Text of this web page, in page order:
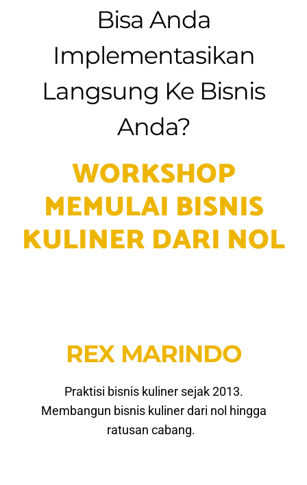
Bisa Anda
Implementasikan
Langsung Ke Bisnis
Anda?
WORKSHOP
MEMULAI BISNIS
KULINER DARI NOL
REX MARINDO
Praktisi bisnis kuliner sejak 2013.
Membangun bisnis kuliner dari nol hingga
ratusan cabang.